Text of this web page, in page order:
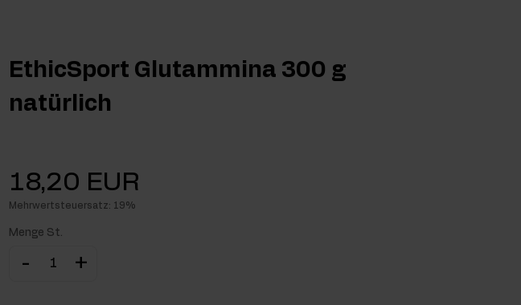
EthicSport Glutammina 300 g
natürlich
18,20 EUR
Mehrwertsteuersatz: 19%
Menge St.
- +